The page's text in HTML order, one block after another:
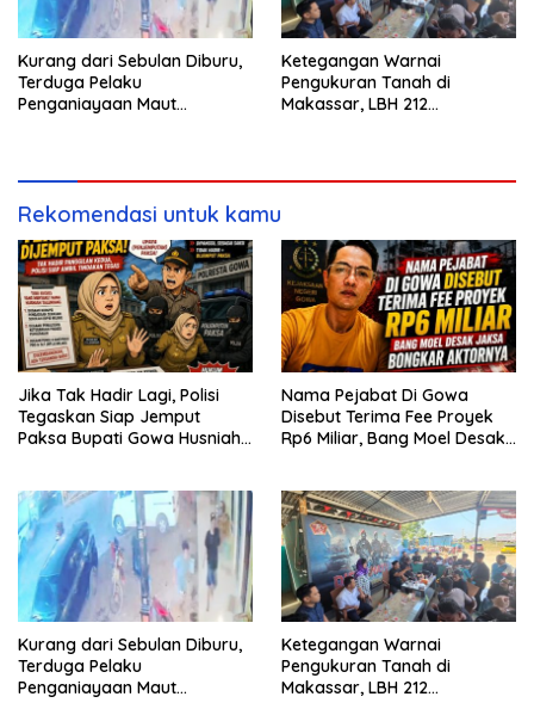
Kurang dari Sebulan Diburu,
Terduga Pelaku
Penganiayaan Maut
Ketegangan Warnai
Pengukuran Tanah di
Makassar, LBH 212
Rekomendasi untuk kamu
Jika Tak Hadir Lagi, Polisi
Tegaskan Siap Jemput
Paksa Bupati Gowa Husniah
Nama Pejabat Di Gowa
Disebut Terima Fee Proyek
Rp6 Miliar, Bang Moel Desak
Kurang dari Sebulan Diburu,
Terduga Pelaku
Penganiayaan Maut
Ketegangan Warnai
Pengukuran Tanah di
Makassar, LBH 212